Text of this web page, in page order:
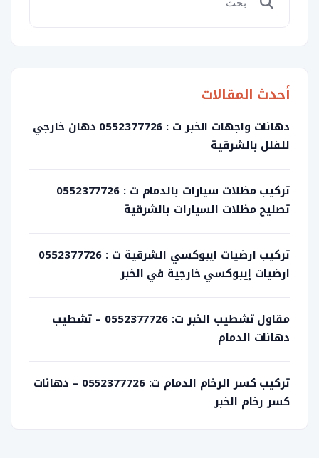
أحدث المقالات
دهانات واجهات الخبر ت : 0552377726 دهان خارجي
للفلل بالشرقية
تركيب مظلات سيارات بالدمام ت : 0552377726
تصليح مظلات السيارات بالشرقية
تركيب ارضيات ايبوكسي الشرقية ت : 0552377726
ارضيات إيبوكسي خارجية في الخبر
مقاول تشطيب الخبر ت: 0552377726 – تشطيب
دهانات الدمام
تركيب كسر الرخام الدمام ت: 0552377726 – دهانات
كسر رخام الخبر